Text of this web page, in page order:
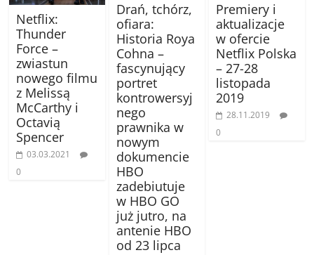
Netflix:
Thunder
Force –
zwiastun
nowego filmu
z Melissą
McCarthy i
Octavią
Spencer
03.03.2021
0
Drań, tchórz,
ofiara:
Historia Roya
Cohna –
fascynujący
portret
kontrowersyj
nego
prawnika w
nowym
dokumencie
HBO
zadebiutuje
w HBO GO
już jutro, na
antenie HBO
od 23 lipca
Premiery i
aktualizacje
w ofercie
Netflix Polska
– 27-28
listopada
2019
28.11.2019
0